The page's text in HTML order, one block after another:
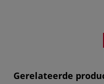
Gerelateerde